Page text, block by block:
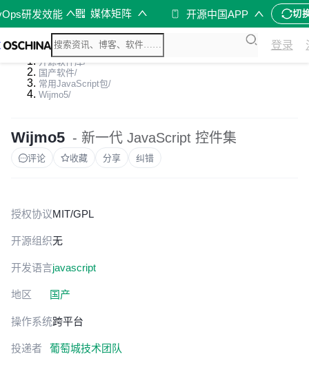
研发效能 媒体矩阵 开源中国APP 切
登录
开源软件库/
国产软件/
常用JavaScript包/
Wijmo5/
Wijmo5 - 新一代 JavaScript 控件集
评论 收藏 分享 纠错
授权协议MIT/GPL
开源组织无
开发语言javascript
地区 国产
操作系统跨平台
投递者 葡萄城技术团队